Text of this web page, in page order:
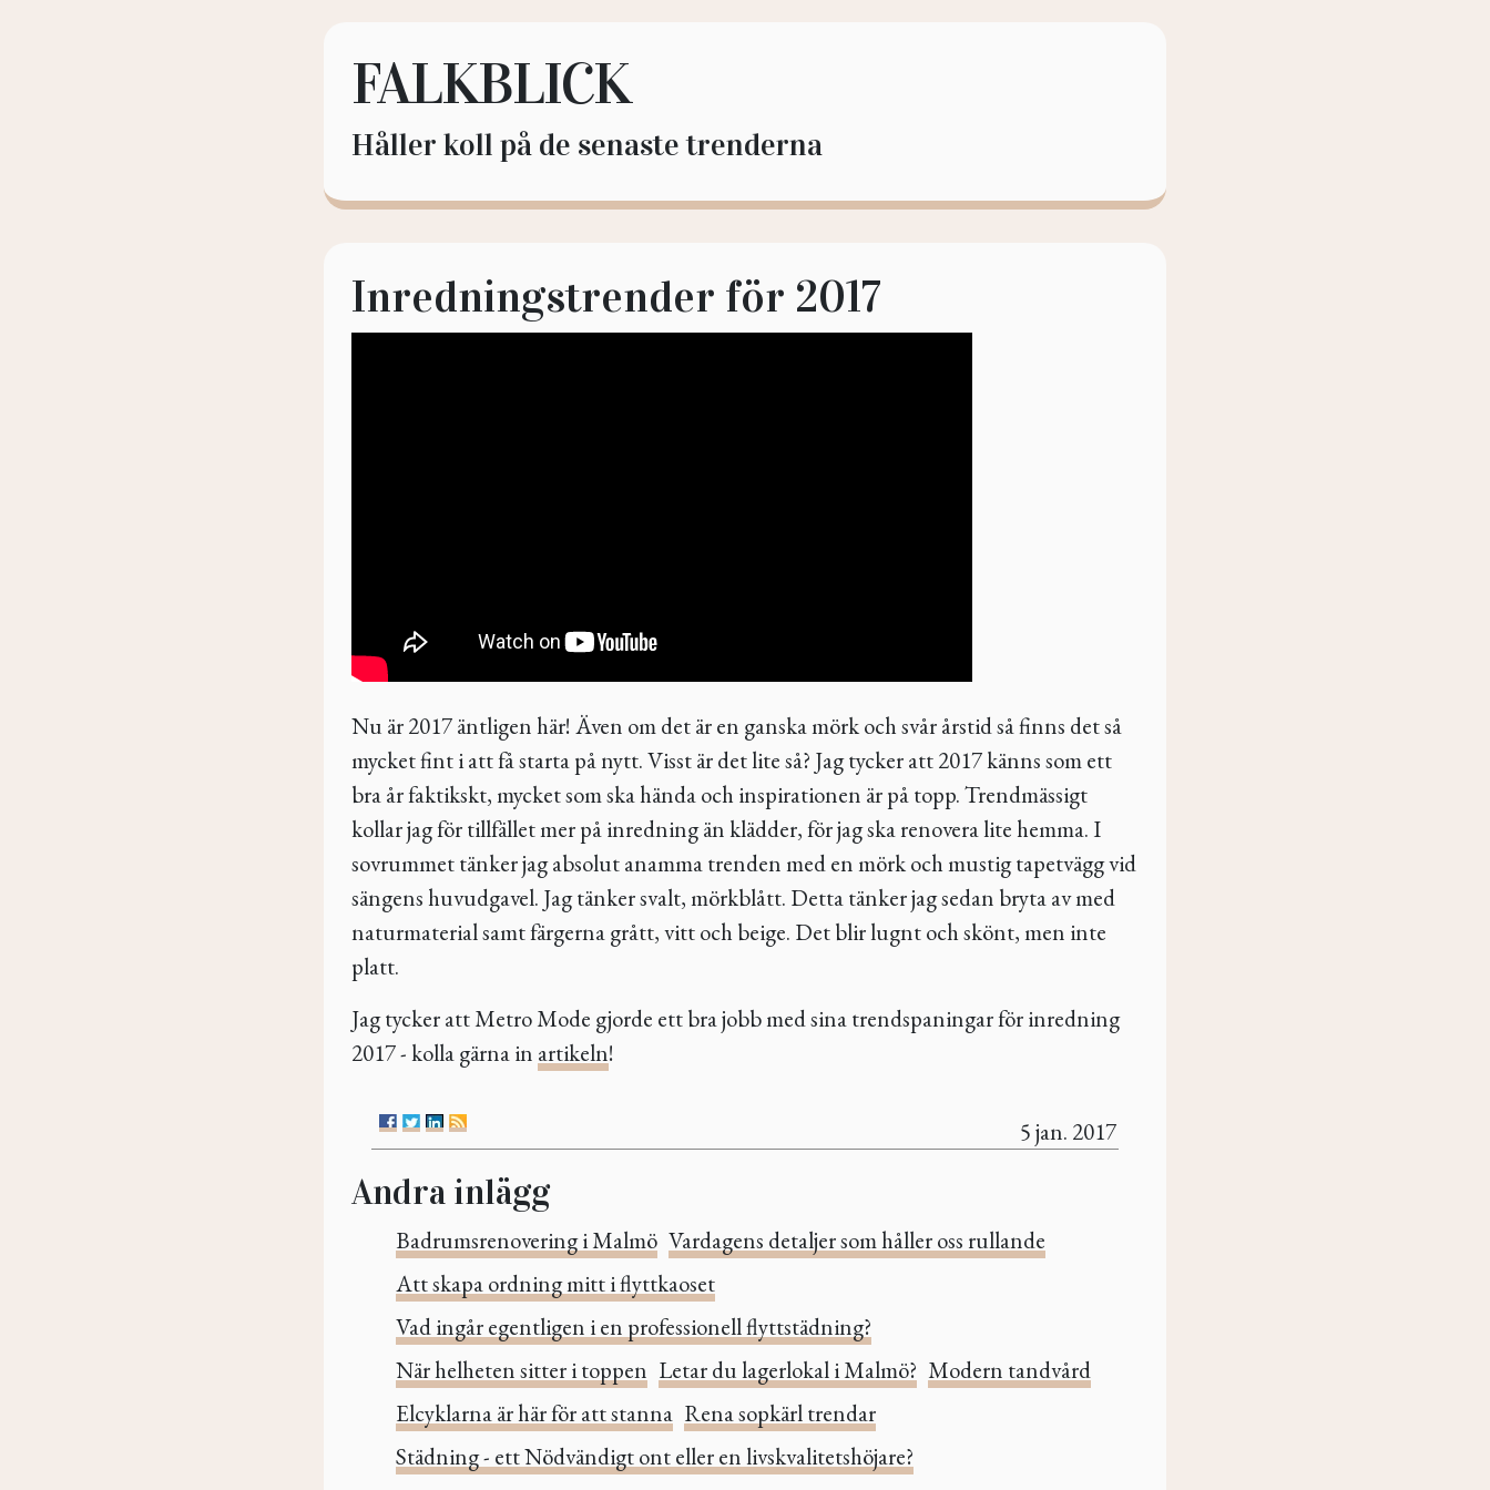
FALKBLICK
Håller koll på de senaste trenderna
Inredningstrender för 2017
Nu är 2017 äntligen här! Även om det är en ganska mörk och svår årstid så finns det så
mycket fint i att få starta på nytt. Visst är det lite så? Jag tycker att 2017 känns som ett
bra år faktikskt, mycket som ska hända och inspirationen är på topp. Trendmässigt
kollar jag för tillfället mer på inredning än klädder, för jag ska renovera lite hemma. I
sovrummet tänker jag absolut anamma trenden med en mörk och mustig tapetvägg vid
sängens huvudgavel. Jag tänker svalt, mörkblått. Detta tänker jag sedan bryta av med
naturmaterial samt färgerna grått, vitt och beige. Det blir lugnt och skönt, men inte
platt.
Jag tycker att Metro Mode gjorde ett bra jobb med sina trendspaningar för inredning
2017 - kolla gärna in artikeln!
5 jan. 2017
Andra inlägg
Badrumsrenovering i Malmö Vardagens detaljer som håller oss rullande
Att skapa ordning mitt i flyttkaoset
Vad ingår egentligen i en professionell flyttstädning?
När helheten sitter i toppen Letar du lagerlokal i Malmö? Modern tandvård
Elcyklarna är här för att stanna Rena sopkärl trendar
Städning - ett Nödvändigt ont eller en livskvalitetshöjare?